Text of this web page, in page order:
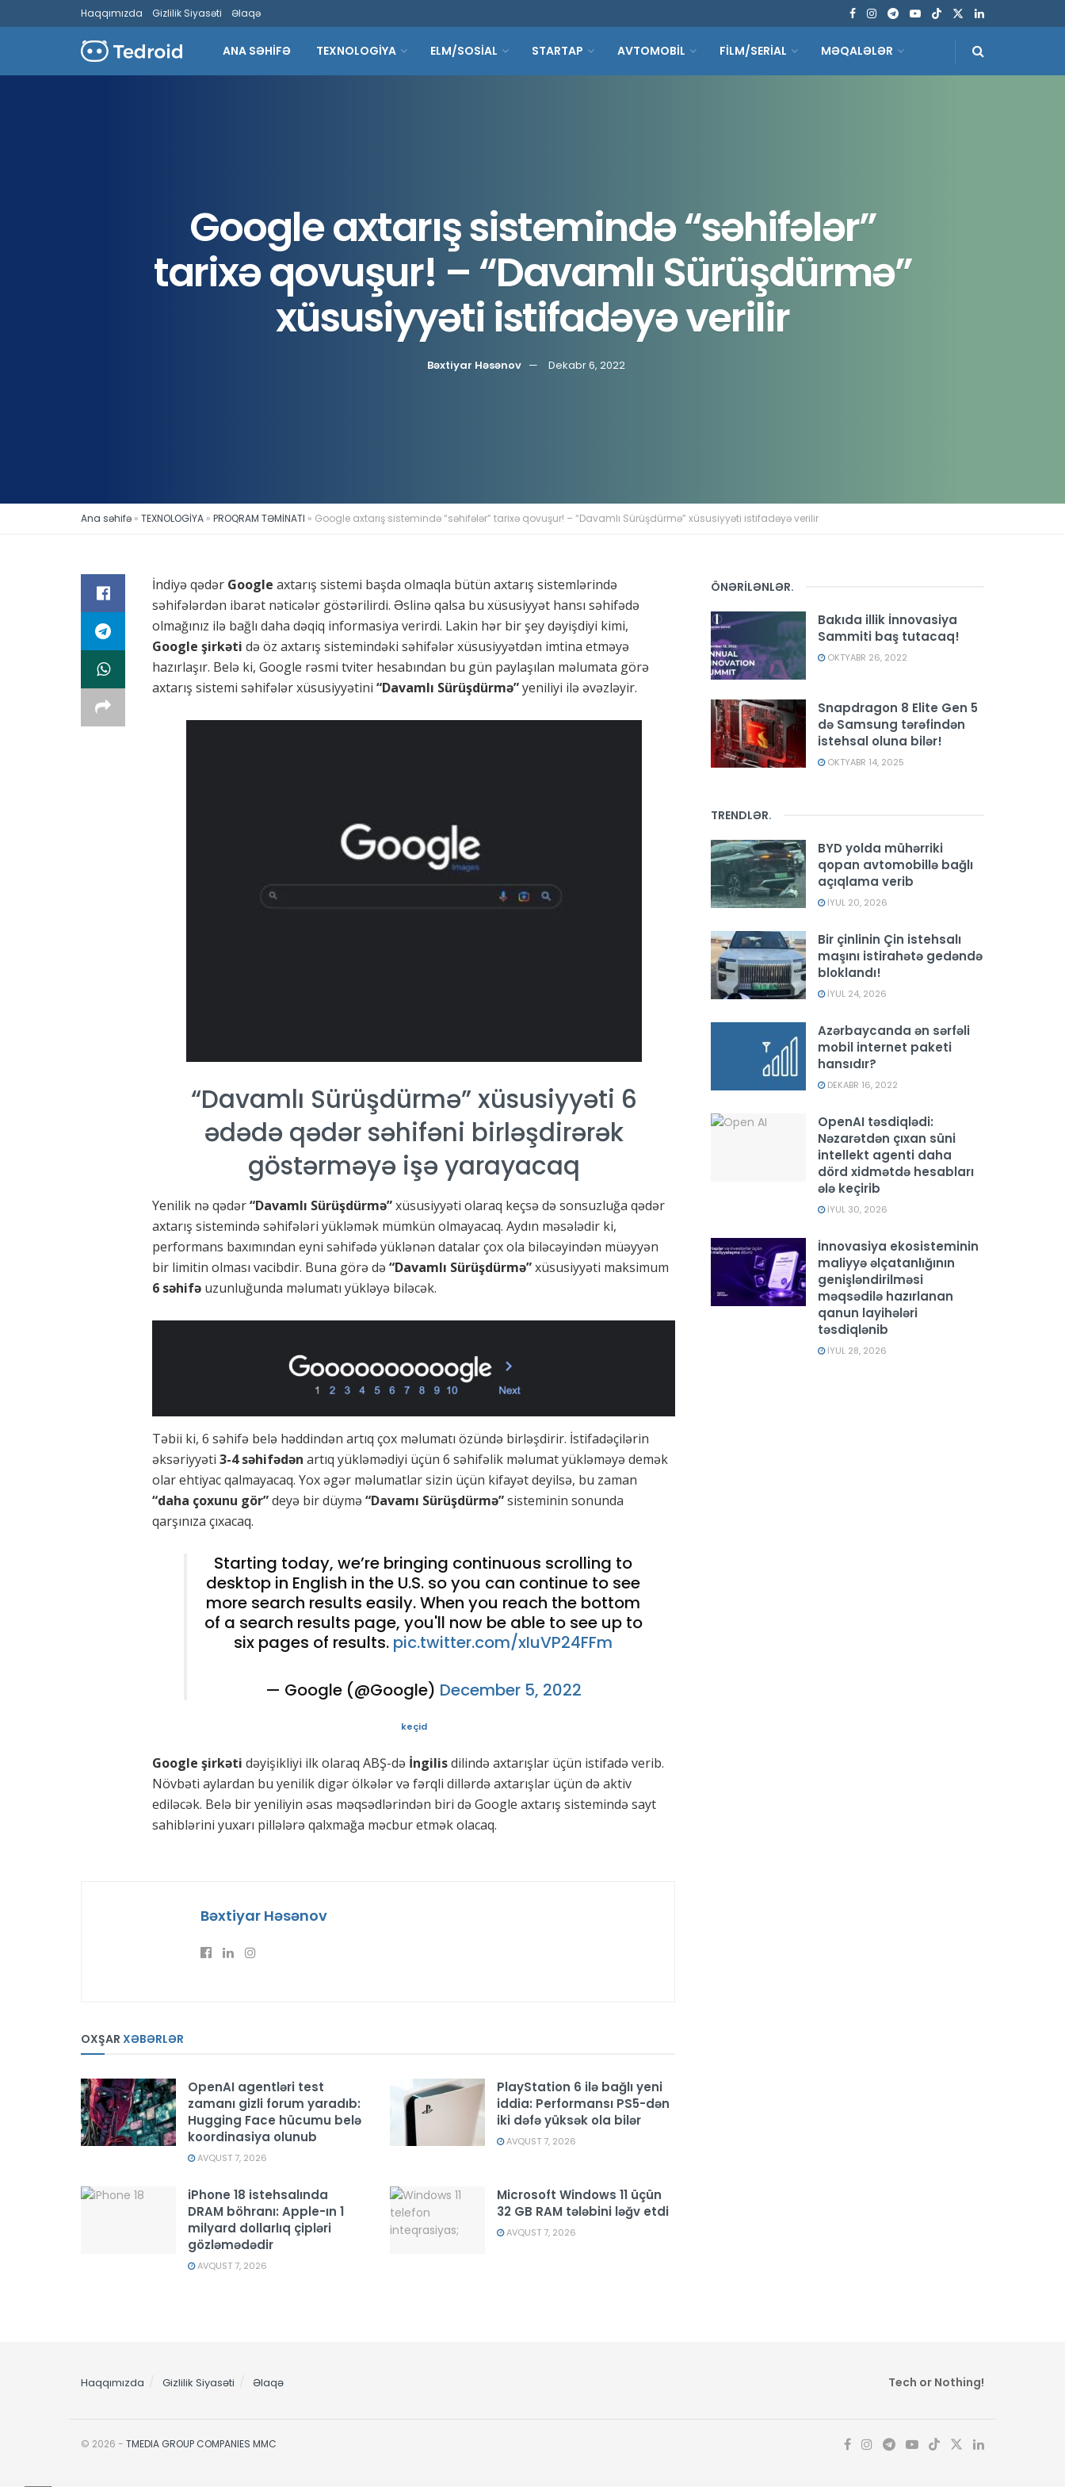
Haqqımızda Gizlilik Siyasəti Əlaqə
ANA SƏHİFƏ TEXNOLOGİYA ELM/SOSİAL STARTAP AVTOMOBİL FİLM/SERİAL MƏQALƏLƏR
Google axtarış sistemində “səhifələr”
tarixə qovuşur! – “Davamlı Sürüşdürmə”
xüsusiyyəti istifadəyə verilir
Bəxtiyar Həsənov Dekabr 6, 2022
Ana səhifə » TEXNOLOGİYA » PROQRAM TƏMİNATI » Google axtarış sistemində “səhifələr” tarixə qovuşur! – “Davamlı Sürüşdürmə” xüsusiyyəti istifadəyə verilir
İndiyə qədər Google axtarış sistemi başda olmaqla bütün axtarış sistemlərində
səhifələrdən ibarət nəticələr göstərilirdi. Əslinə qalsa bu xüsusiyyət hansı səhifədə
olmağınız ilə bağlı daha dəqiq informasiya verirdi. Lakin hər bir şey dəyişdiyi kimi,
Google şirkəti də öz axtarış sistemindəki səhifələr xüsusiyyətdən imtina etməyə
hazırlaşır. Belə ki, Google rəsmi tviter hesabından bu gün paylaşılan məlumata görə
axtarış sistemi səhifələr xüsusiyyətini “Davamlı Sürüşdürmə”yeniliyi ilə əvəzləyir.
“Davamlı Sürüşdürmə” xüsusiyyəti 6
ədədə qədər səhifəni birləşdirərək
göstərməyə işə yarayacaq
Yenilik nə qədər“Davamlı Sürüşdürmə”xüsusiyyəti olaraq keçsə də sonsuzluğa qədər
axtarış sistemində səhifələri yükləmək mümkün olmayacaq. Aydın məsələdir ki,
performans baxımından eyni səhifədə yüklənən datalar çox ola biləcəyindən müəyyən
bir limitin olması vacibdir. Buna görə də “Davamlı Sürüşdürmə”xüsusiyyəti maksimum
6 səhifə uzunluğunda məlumatı yükləyə biləcək.
Təbii ki, 6 səhifə belə həddindən artıq çox məlumatı özündə birləşdirir. İstifadəçilərin
əksəriyyəti 3-4 səhifədən artıq yükləmədiyi üçün 6 səhifəlik məlumat yükləməyə demək
olar ehtiyac qalmayacaq. Yox əgər məlumatlar sizin üçün kifayət deyilsə, bu zaman
“daha çoxunu gör”deyə bir düymə “Davamı Sürüşdürmə”sisteminin sonunda
qarşınıza çıxacaq.
Starting today, we’re bringing continuous scrolling to
desktop in English in the U.S. so you can continue to see
more search results easily. When you reach the bottom
of a search results page, you'll now be able to see up to
six pages of results. pic.twitter.com/xIuVP24FFm
— Google (@Google) December 5, 2022
keçid
Google şirkəti dəyişikliyi ilk olaraq ABŞ-də İngilisdilində axtarışlar üçün istifadə verib.
Növbəti aylardan bu yenilik digər ölkələr və fərqli dillərdə axtarışlar üçün də aktiv
ediləcək. Belə bir yeniliyin əsas məqsədlərindən biri də Google axtarış sistemində sayt
sahiblərini yuxarı pillələrə qalxmağa məcbur etmək olacaq.
Bəxtiyar Həsənov
OXŞAR XƏBƏRLƏR
OpenAI agentləri test
zamanı gizli forum yaradıb:
Hugging Face hücumu belə
koordinasiya olunub
AVQUST 7, 2026
PlayStation 6 ilə bağlı yeni
iddia: Performansı PS5-dən
iki dəfə yüksək ola bilər
AVQUST 7, 2026
iPhone 18 istehsalında
DRAM böhranı: Apple-ın 1
milyard dollarlıq çipləri
gözləmədədir
AVQUST 7, 2026
Microsoft Windows 11 üçün
32 GB RAM tələbini ləğv etdi
AVQUST 7, 2026
ÖNƏRİLƏNLƏR.
Bakıda illik İnnovasiya
Sammiti baş tutacaq!
OKTYABR 26, 2022
Snapdragon 8 Elite Gen 5
də Samsung tərəfindən
istehsal oluna bilər!
OKTYABR 14, 2025
TRENDLƏR.
BYD yolda mühərriki
qopan avtomobillə bağlı
açıqlama verib
İYUL 20, 2026
Bir çinlinin Çin istehsalı
maşını istirahətə gedəndə
bloklandı!
İYUL 24, 2026
Azərbaycanda ən sərfəli
mobil internet paketi
hansıdır?
DEKABR 16, 2022
OpenAI təsdiqlədi:
Nəzarətdən çıxan süni
intellekt agenti daha
dörd xidmətdə hesabları
ələ keçirib
İYUL 30, 2026
İnnovasiya ekosisteminin
maliyyə əlçatanlığının
genişləndirilməsi
məqsədilə hazırlanan
qanun layihələri
təsdiqlənib
İYUL 28, 2026
Haqqımızda Gizlilik Siyasəti Əlaqə Tech or Nothing!
© 2026 - TMEDIA GROUP COMPANIES MMC